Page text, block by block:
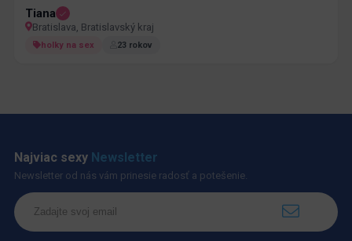
Tiana
Bratislava, Bratislavský kraj
holky na sex 23 rokov
Najviac sexy Newsletter
Newsletter od nás vám prinesie radosť a potešenie.